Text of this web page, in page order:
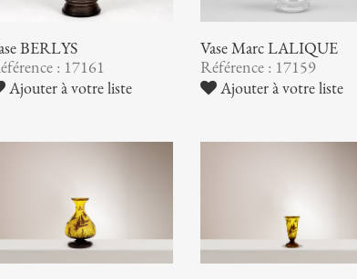
BERLYS
: 17161
Ajouter à votre liste
Vase Marc LALIQUE
Référence : 17159
Ajouter à votre liste